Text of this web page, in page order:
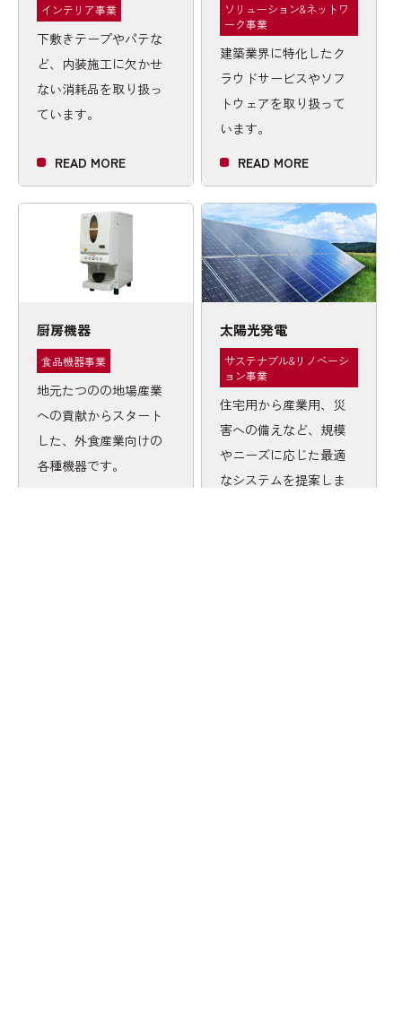
インテリア事業
下敷きテープやパテな
ど、内装施工に欠かせ
ない消耗品を取り扱っ
ています。
READ MORE
ソリューション&ネットワ
ーク事業
建築業界に特化したク
ラウドサービスやソフ
トウェアを取り扱って
います。
READ MORE
厨房機器
食品機器事業
地元たつのの地場産業
への貢献からスタート
した、外食産業向けの
各種機器です。
太陽光発電
サステナブル&リノベーシ
ョン事業
住宅用から産業用、災
害への備えなど、規模
やニーズに応じた最適
なシステムを提案しま